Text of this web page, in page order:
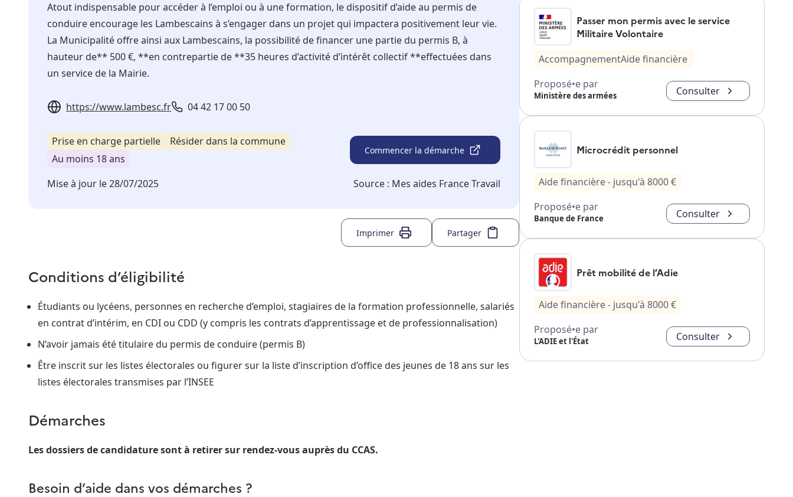
Atout indispensable pour accéder à l’emploi ou à une formation, le dispositif d’aide au permis de
conduire encourage les Lambescains à s’engager dans un projet qui impactera positivement leur vie.
La Municipalité offre ainsi aux Lambescains, la possibilité de financer une partie du permis B, à
hauteur de** 500 €, **en contrepartie de **35 heures d’activité d’intérêt collectif **effectuées dans
un service de la Mairie.
https://www.lambesc.fr 04 42 17 00 50
Prise en charge partielle
Résider dans la commune
Au moins 18 ans
Commencer la démarche
Mise à jour le28/07/2025 Source : Mes aides France Travail
Imprimer Partager
Conditions d’éligibilité
Étudiants ou lycéens, personnes en recherche d’emploi, stagiaires de la formation professionnelle, salariés
en contrat d’intérim, en CDI ou CDD (y compris les contrats d’apprentissage et de professionnalisation)
N’avoir jamais été titulaire du permis de conduire (permis B)
Être inscrit sur les listes électorales ou figurer sur la liste d’inscription d’office des jeunes de 18 ans sur les
listes électorales transmises par l’INSEE
Démarches
Les dossiers de candidature sont à retirer sur rendez-vous auprès du CCAS.
Besoin d’aide dans vos démarches ?
Passer mon permis avec le service
Militaire Volontaire
AccompagnementAide financière
Proposé•e par
Ministère des armées Consulter
Microcrédit personnel
Aide financière- jusqu'à 8000€
Proposé•e par
Banque de France Consulter
Prêt mobilité de l’Adie
Aide financière- jusqu'à 8000€
Proposé•e par
L'ADIE et l'État Consulter